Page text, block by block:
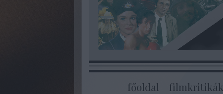
főoldal filmkritikák